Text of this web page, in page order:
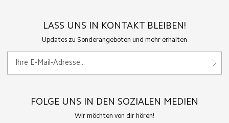
LASS UNS IN KONTAKT BLEIBEN!
Updates zu Sonderangeboten und mehr erhalten
FOLGE UNS IN DEN SOZIALEN MEDIEN
Wir möchten von dir hören!